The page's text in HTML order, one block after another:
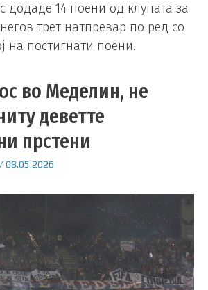
додаде 14 поени од клупата за
трет натпревар по ред со
на постигнати поени.
во Меделин, не
деветте
прстени
/08.05.2026